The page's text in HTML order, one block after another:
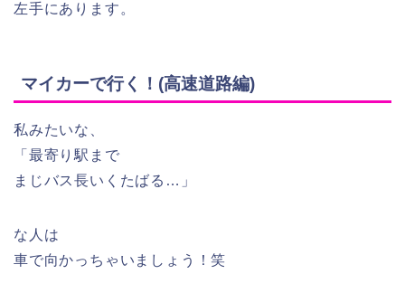
左手にあります。
マイカーで行く！(高速道路編)
私みたいな、
「最寄り駅まで
まじバス長いくたばる…」
な人は
車で向かっちゃいましょう！笑